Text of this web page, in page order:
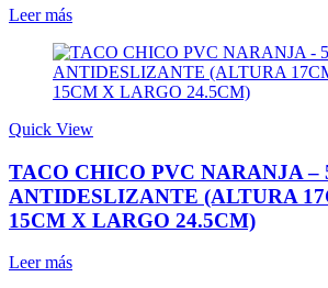
Leer más
Quick View
TACO CHICO PVC NARANJA –
ANTIDESLIZANTE (ALTURA
15CM X LARGO 24.5CM)
Leer más